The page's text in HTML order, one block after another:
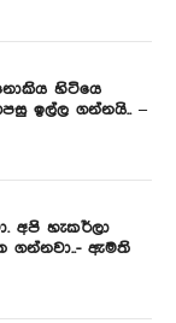
හිටියෙ
ඉල්ල ගන්නයි.. –
අපි හැකර්ලා
ගන්නවා..- ඇමති